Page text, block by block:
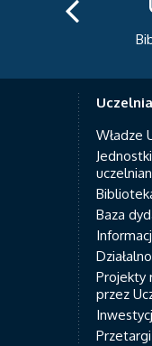
Portal
Uczelnia
Władze
Baza
Projekty
przez
Przetargi